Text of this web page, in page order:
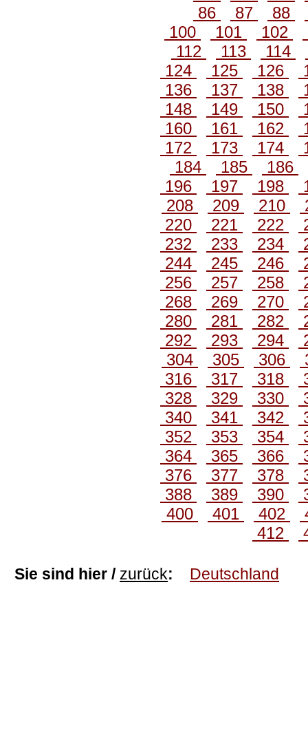
86
87 88
100
101 102
112
113 114
124
125 126
136
137 138
148
149 150
160
161 162
172
173 174
184
185
186
196
197 198
208
209 210
220
221 222
232
233 234
244
245 246
256
257 258
268
269 270
280
281 282
292
293 294
304
305 306
316
317 318
328
329 330
340
341 342
352
353 354
364
365 366
376
377 378
388
389 390
400
401 402
412
Sie sind hier / zurück: Deutschland